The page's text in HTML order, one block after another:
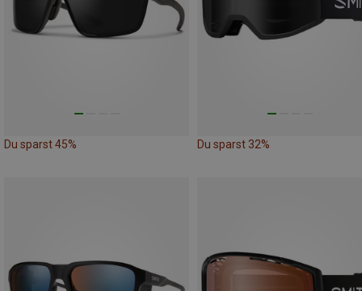
Du sparst 45% Du sparst 32%